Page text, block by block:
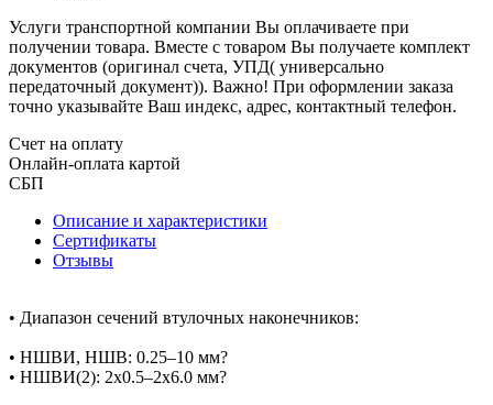
Услуги транспортной компании Вы оплачиваете при
получении товара. Вместе с товаром Вы получаете комплект
документов (оригинал счета, УПД( универсально
передаточный документ)). Важно! При оформлении заказа
точно указывайте Ваш индекс, адрес, контактный телефон.
Счет на оплату
Онлайн-оплата картой
СБП
Описание и характеристики
Сертификаты
Отзывы
• Диапазон сечений втулочных наконечников:
• НШВИ, НШВ: 0.25–10 мм?
• НШВИ(2): 2х0.5–2х6.0 мм?